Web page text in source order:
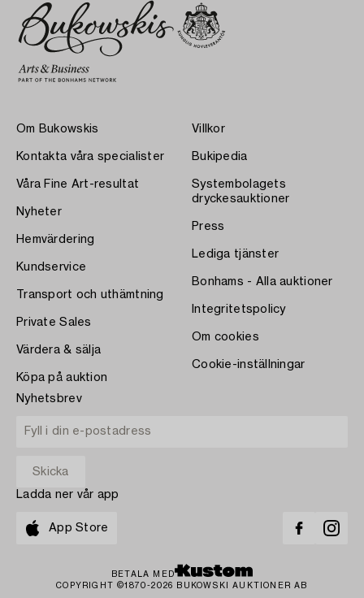
Om Bukowskis
Kontakta våra specialister
Våra Fine Art-resultat
Nyheter
Hemvärdering
Kundservice
Transport och uthämtning
Private Sales
Värdera & sälja
Köpa på auktion
Villkor
Bukipedia
Systembolagets
dryckesauktioner
Press
Lediga tjänster
Bonhams - Alla auktioner
Integritetspolicy
Om cookies
Cookie-inställningar
Nyhetsbrev
Ladda ner vår app
App Store
BETALA MED
COPYRIGHT ©1870-2026 BUKOWSKI AUKTIONER AB